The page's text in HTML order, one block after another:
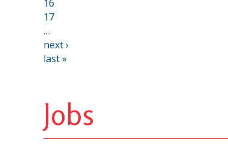
16
17
…
next ›
last »
Jobs